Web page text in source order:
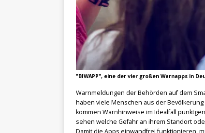
"BIWAPP", eine der vier großen Warnapps in
Warnmeldungen der Behörden auf dem
haben viele Menschen aus der
kommen Warnhinweise im Idealfall
sehen welche Gefahr an ihrem Standort
Damit die Apps einwandfrei funktionieren,